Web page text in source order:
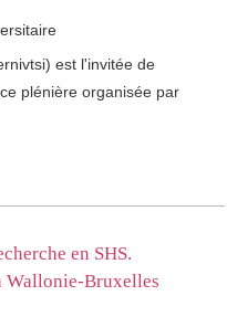
est l'invitée de
plénière organisée par
en SHS.
Wallonie-Bruxelles